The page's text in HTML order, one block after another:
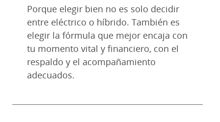
Porque elegir bien no es solo decidir
entre eléctrico o híbrido. También es
elegir la fórmula que mejor encaja con
tu momento vital y financiero, con el
respaldo y el acompañamiento
adecuados.